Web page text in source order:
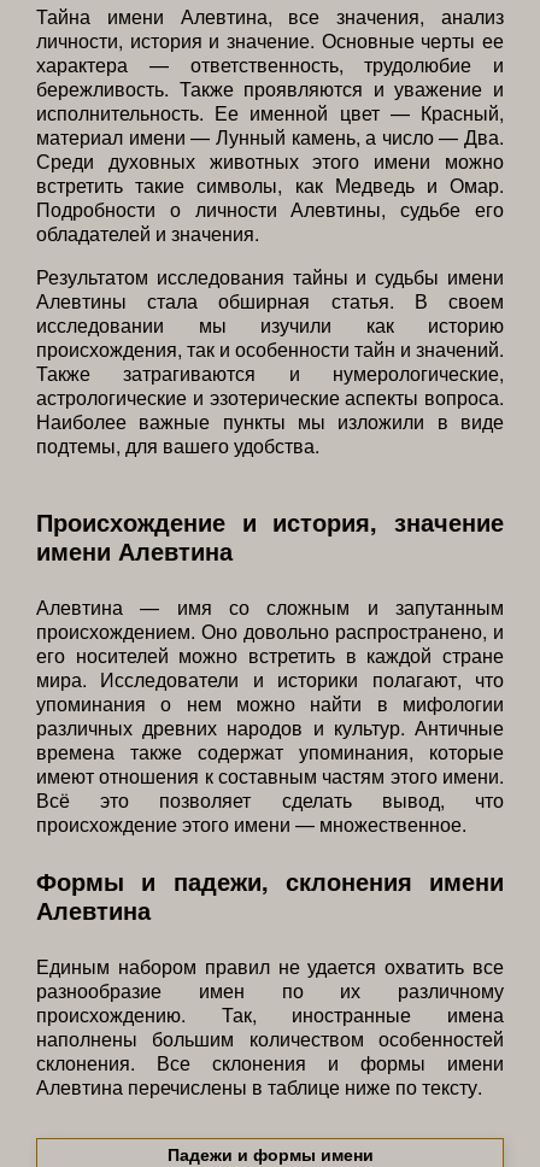
Тайна имени Алевтина, все значения, анализ
личности, история и значение. Основные черты ее
характера — ответственность, трудолюбие и
бережливость. Также проявляются и уважение и
исполнительность. Ее именной цвет — Красный,
материал имени — Лунный камень, а число — Два.
Среди духовных животных этого имени можно
встретить такие символы, как Медведь и Омар.
Подробности о личности Алевтины, судьбе его
обладателей и значения.
Результатом исследования тайны и судьбы имени
Алевтины стала обширная статья. В своем
исследовании мы изучили как историю
происхождения, так и особенности тайн и значений.
Также затрагиваются и нумерологические,
астрологические и эзотерические аспекты вопроса.
Наиболее важные пункты мы изложили в виде
подтемы, для вашего удобства.
Происхождение и история, значение
имени Алевтина
Алевтина — имя со сложным и запутанным
происхождением. Оно довольно распространено, и
его носителей можно встретить в каждой стране
мира. Исследователи и историки полагают, что
упоминания о нем можно найти в мифологии
различных древних народов и культур. Античные
времена также содержат упоминания, которые
имеют отношения к составным частям этого имени.
Всё это позволяет сделать вывод, что
происхождение этого имени — множественное.
Формы и падежи, склонения имени
Алевтина
Единым набором правил не удается охватить все
разнообразие имен по их различному
происхождению. Так, иностранные имена
наполнены большим количеством особенностей
склонения. Все склонения и формы имени
Алевтина перечислены в таблице ниже по тексту.
Падежи и формы имени